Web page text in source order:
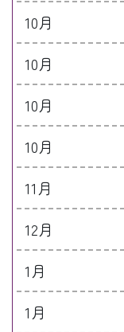
10月
10月
10月
10月
11月
12月
1月
1月